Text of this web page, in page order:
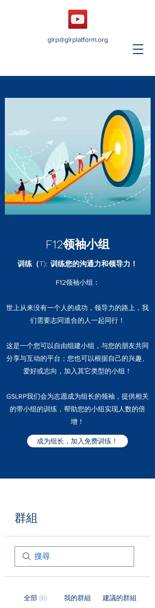
glrp@glrplatform.org
F12领袖小组
训练（T): 训练您的沟通力和领导力！
F12领袖小组：
世上从来没有一个人的成功，领导力的路上，我
们需要志同道合的人一起同行！
这是一个您可以自由组建小组，与您的朋友共同
分享与互动的平台；您也可以根据自己的兴趣、
爱好或志向，加入其它类型的小组！
GSLRP我们会为志愿成为组长的领袖，提供相关
的带小组的训练，帮助您的小组实现人数的倍
增！
成为组长，加入免费训练！
群組
全部 (6) 我的群組 建議的群組